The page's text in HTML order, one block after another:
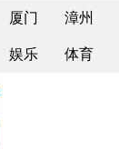
厦门 漳州
娱乐 体育